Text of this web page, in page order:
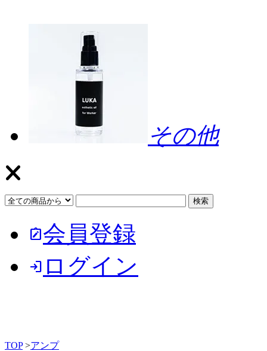
その他
note_alt会員登録
login ログイン
TOP >アンプ